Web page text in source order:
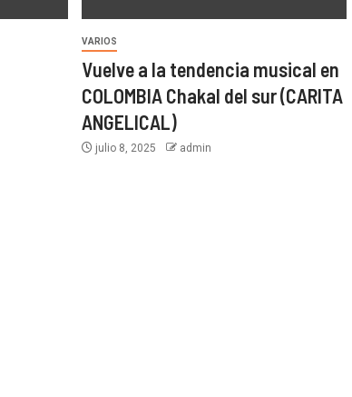
VARIOS
Vuelve a la tendencia musical en
COLOMBIA Chakal del sur (CARITA
ANGELICAL)
julio 8, 2025 admin